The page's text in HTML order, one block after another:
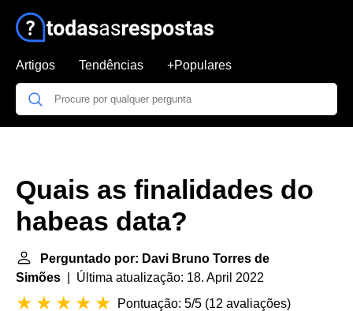
Artigos Tendências +Populares
Quais as finalidades do
habeas data?
Perguntado por: Davi Bruno Torres de
Simões | Última atualização: 18. April 2022
Pontuação: 5/5 (12 avaliações)